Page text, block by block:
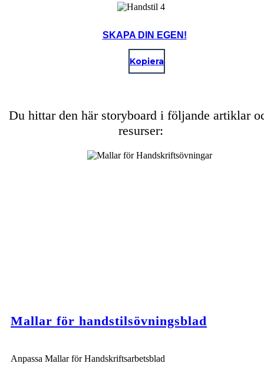
SKAPA DIN EGEN!
Kopiera
Du hittar den här storyboard i följande artiklar
resurser:
Mallar för handstilsövningsblad
Anpassa Mallar för Handskriftsarbetsblad